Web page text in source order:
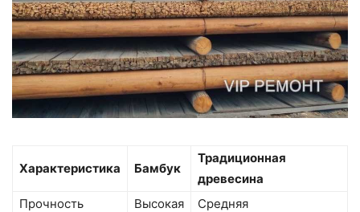
Характеристика Бамбук
Традиционная
древесина
Прочность
Высокая
Средняя